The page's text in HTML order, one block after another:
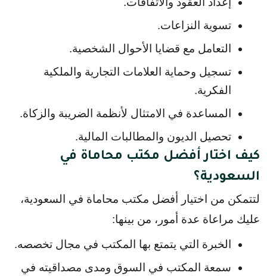
تسوية النزاعات.
التعامل مع قضايا الأحوال الشخصية.
الفكرية.
المساعدة في الامتثال لأنظمة الضريبة والزكاة.
تحصيل الديون والمطالبات المالية.
كيف اختار أفضل مكتب محاماة في
السعودية؟
عليك مراعاة عدة أمور، من بينها:
الخبرة التي يتمتع بها المكتب في مجال تخصصه.